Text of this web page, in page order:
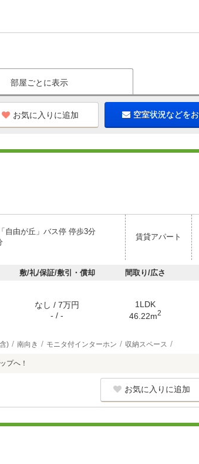
部屋ごとに表示
お気に入りに追加 空室状況などを
自由が丘」バス停 停歩3分
賃貸アパート
敷/礼/保証/敷引・償却 間取り/広さ
なし / 7万円
- / -
1LDK
46.22m2
) 南向き モニタ付インターホン 収納スペース
プへ！
お気に入りに追加